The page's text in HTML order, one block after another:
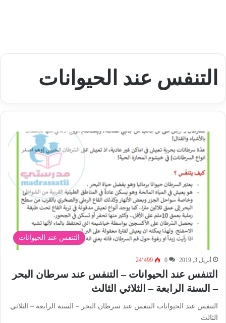
التنفس عند الحيوانات
التنفس عند الحيوانات
أبريل 3, 2019 0 24٬499
التنفس عند الحيوانات – التنفس عند سرطان البحر
– السنة الرابعة – الثلاثي الثالث
التنفس عند الحيوانات التنفس عند سرطان البحر – السنة الرابعة – الثلاثي
الثالث